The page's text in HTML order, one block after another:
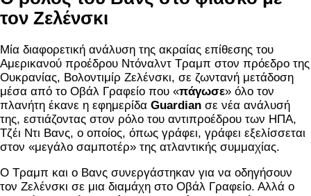
τον Ζελένσκι
Μία διαφορετική ανάλυση της ακραίας επίθεσης του
Αμερικανού προέδρου Ντόναλντ Τραμπ στον πρόεδρο της
Ουκρανίας, Βολοντιμίρ Ζελένσκι, σε ζωντανή μετάδοση
μέσα από το Οβάλ Γραφείο που «πάγωσε» όλο τον
πλανήτη έκανε η εφημερίδα Guardian σε νέα ανάλυσή
της, εστιάζοντας στον ρόλο του αντιπροέδρου των ΗΠΑ,
Τζέι Ντι Βανς, ο οποίος, όπως γράφει, γράφει εξελίσσεται
στον «μεγάλο σαμποτέρ» της ατλαντικής συμμαχίας.
Ο Τραμπ και ο Βανς συνεργάστηκαν για να οδηγήσουν
τον Ζελένσκι σε μια διαμάχη στο Οβάλ Γραφείο. Αλλά ο